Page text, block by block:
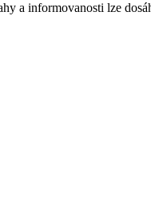
a informovanosti lze